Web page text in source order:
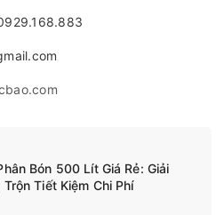
Bón 500 Lít Giá Rẻ: Giải
Tiết Kiệm Chi Phí